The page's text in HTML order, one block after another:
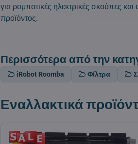
για ρομποτικές ηλεκτρικές σκούπες
προϊόντος.
Περισσότερα από την
iRobot Roomba Φίλτρα
Εναλλακτικά